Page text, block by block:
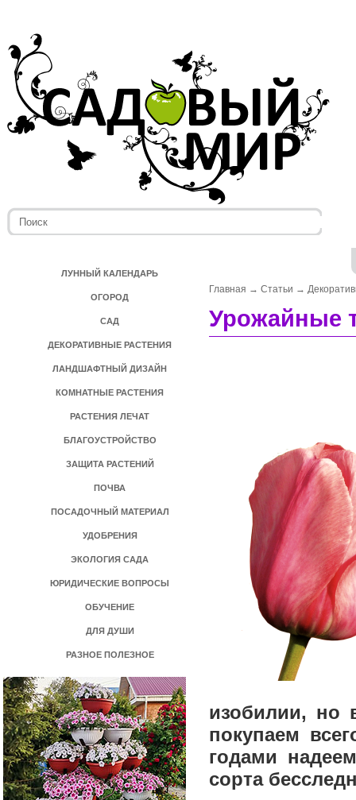
ЛУННЫЙ КАЛЕНДАРЬ
ОГОРОД
САД
ДЕКОРАТИВНЫЕ РАСТЕНИЯ
ЛАНДШАФТНЫЙ ДИЗАЙН
КОМНАТНЫЕ РАСТЕНИЯ
РАСТЕНИЯ ЛЕЧАТ
БЛАГОУСТРОЙСТВО
ЗАЩИТА РАСТЕНИЙ
ПОЧВА
ПОСАДОЧНЫЙ МАТЕРИАЛ
УДОБРЕНИЯ
ЭКОЛОГИЯ САДА
ЮРИДИЧЕСКИЕ ВОПРОСЫ
ОБУЧЕНИЕ
ДЛЯ ДУШИ
РАЗНОЕ ПОЛЕЗНОЕ
Главная → Статьи →
Урожайные
изобилии, но
покупаем
годами
сорта